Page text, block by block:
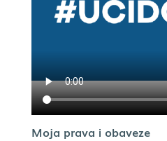
Moja prava i obaveze